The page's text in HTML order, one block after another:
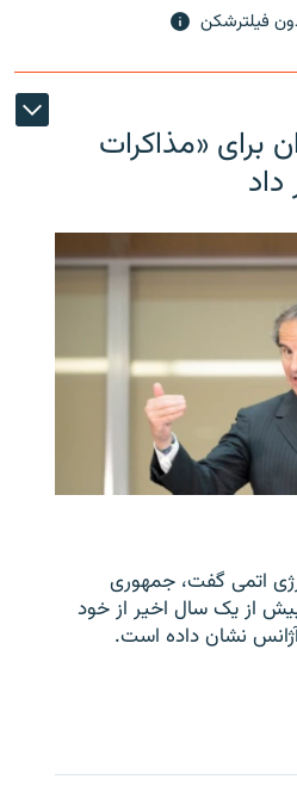
فیلترشکن
برای «مذاکرات
اتمی گفت، جمهوری
از یک سال اخیر از خود
نشان داده است.